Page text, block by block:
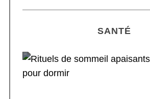
SANTÉ